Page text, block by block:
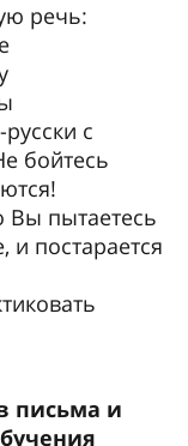
речь:
с
бойтесь
Вы пытаетесь
и постарается
письма и